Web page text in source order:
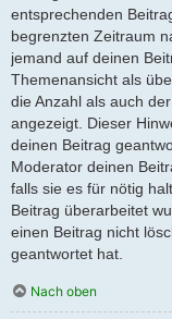
entsprechenden
begrenzten Zeitraum
jemand auf deinen
Themenansicht als
die Anzahl als auch
angezeigt. Dieser
deinen Beitrag
Moderator deinen
falls sie es für nötig
Beitrag überarbeitet
einen Beitrag nicht
geantwortet hat.
Nach oben